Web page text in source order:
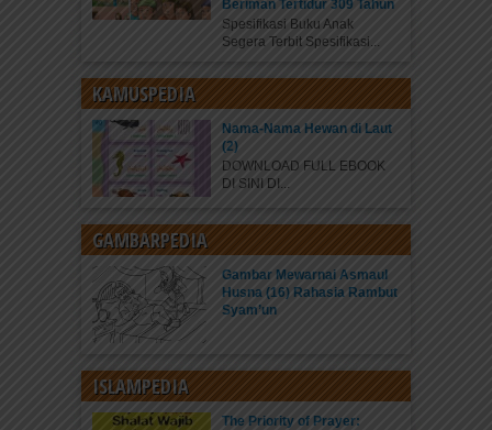
Beriman Tertidur 309 Tahun
Spesifikasi Buku Anak
Segera Terbit Spesifikasi...
KAMUSPEDIA
Nama-Nama Hewan di Laut
(2)
DOWNLOAD FULL EBOOK
DI SINI DI...
GAMBARPEDIA
Gambar Mewarnai Asmaul
Husna (16) Rahasia Rambut
Syam’un
ISLAMPEDIA
The Priority of Prayer: